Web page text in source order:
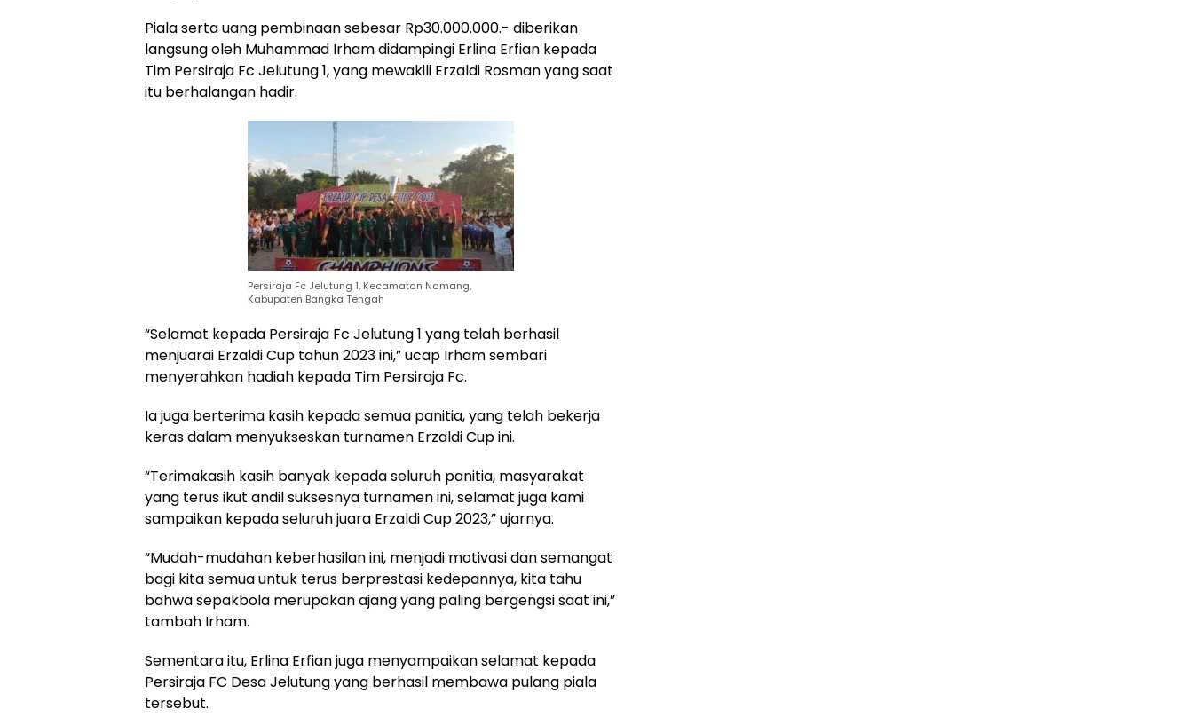
Piala serta uang pembinaan sebesar Rp30.000.000.- diberikan
langsung oleh Muhammad Irham didampingi Erlina Erfian kepada
Tim Persiraja Fc Jelutung 1, yang mewakili Erzaldi Rosman yang saat
itu berhalangan hadir.
Persiraja Fc Jelutung 1, Kecamatan Namang,
Kabupaten Bangka Tengah
“Selamat kepada Persiraja Fc Jelutung 1 yang telah berhasil
menjuarai Erzaldi Cup tahun 2023 ini,” ucap Irham sembari
menyerahkan hadiah kepada Tim Persiraja Fc.
Ia juga berterima kasih kepada semua panitia, yang telah bekerja
keras dalam menyukseskan turnamen Erzaldi Cup ini.
“Terimakasih kasih banyak kepada seluruh panitia, masyarakat
yang terus ikut andil suksesnya turnamen ini, selamat juga kami
sampaikan kepada seluruh juara Erzaldi Cup 2023,” ujarnya.
“Mudah-mudahan keberhasilan ini, menjadi motivasi dan semangat
bagi kita semua untuk terus berprestasi kedepannya, kita tahu
bahwa sepakbola merupakan ajang yang paling bergengsi saat ini,”
tambah Irham.
Sementara itu, Erlina Erfian juga menyampaikan selamat kepada
Persiraja FC Desa Jelutung yang berhasil membawa pulang piala
tersebut.